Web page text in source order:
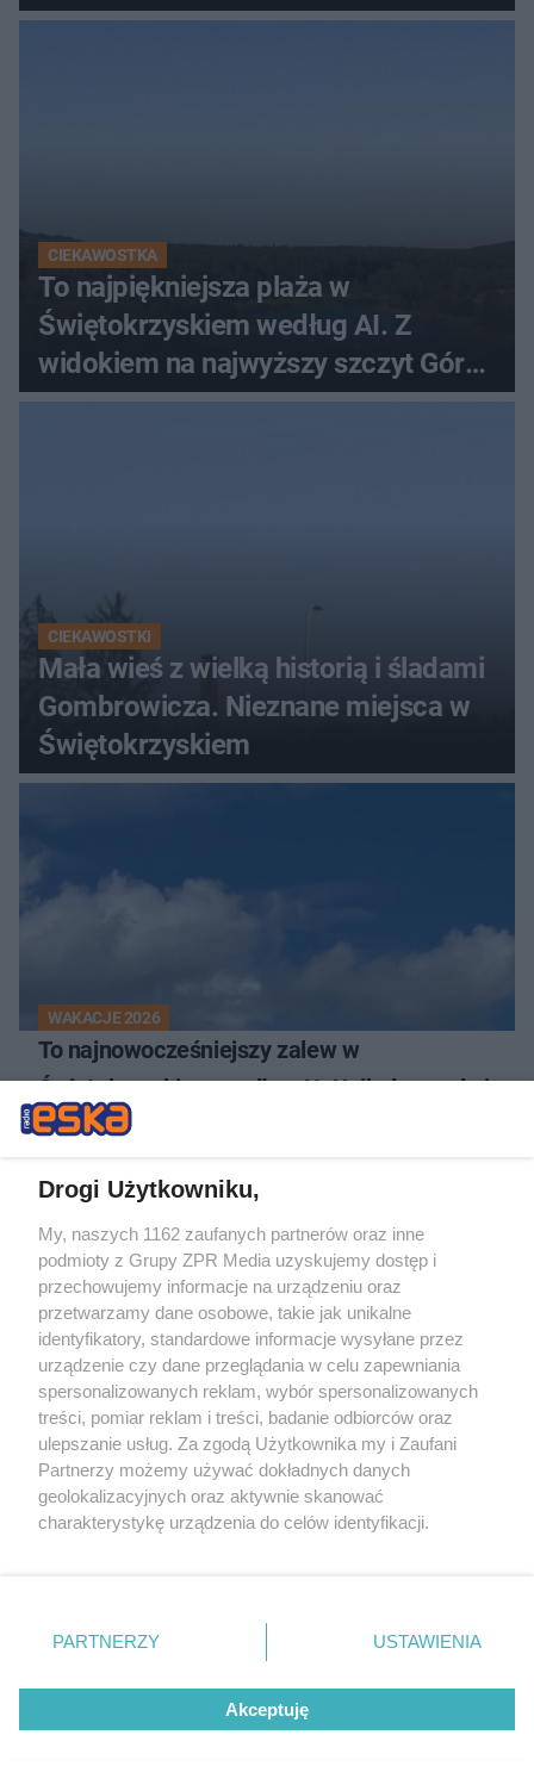
CIEKAWOSTKA
To najpiękniejsza plaża w
Świętokrzyskiem według AI. Z
widokiem na najwyższy szczyt Gór
Świętokrzyskich
CIEKAWOSTKI
Mała wieś z wielką historią i śladami
Gombrowicza. Nieznane miejsca w
Świętokrzyskiem
WAKACJE 2026
To najnowocześniejszy zalew w
Świętokrzyskiem według AI. Unikalne molo i
promenada
NOC PERSEIDÓW 2026
Kosmiczny spektakl nad Śląskiem. Tutaj
zobaczysz Perseidy w całej okazałości
Drogi Użytkowniku,
My, naszych 1162 zaufanych partnerów oraz inne
podmioty z Grupy ZPR Media uzyskujemy dostęp i
przechowujemy informacje na urządzeniu oraz
przetwarzamy dane osobowe, takie jak unikalne
identyfikatory, standardowe informacje wysyłane przez
urządzenie czy dane przeglądania w celu zapewniania
spersonalizowanych reklam, wybór spersonalizowanych
treści, pomiar reklam i treści, badanie odbiorców oraz
ulepszanie usług. Za zgodą Użytkownika my i Zaufani
Partnerzy możemy używać dokładnych danych
geolokalizacyjnych oraz aktywnie skanować
charakterystykę urządzenia do celów identyfikacji.
zmienić/wycofać klikając przycisk ustawień prywatności
znajdujący się w lewym dolnym rogu strony
rodzaje przetwarzania danych nie wymagają zgody
użytkownika, ale masz prawo sprzeciwić się takiemu
przetwarzaniu. Preferencje będą miały zastosowanie tylko
PARTNERZY USTAWIENIA
Akceptuję